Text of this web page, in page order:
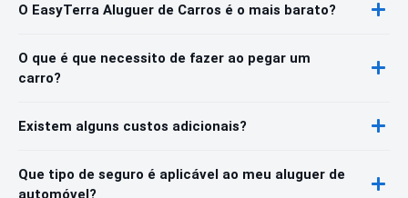
O EasyTerra Aluguer de Carros é o mais barato?
O que é que necessito de fazer ao pegar um
carro?
Existem alguns custos adicionais?
Que tipo de seguro é aplicável ao meu aluguer de
automóvel?